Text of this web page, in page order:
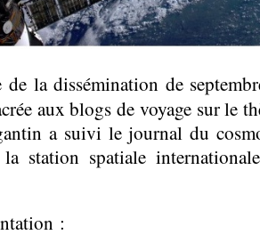
de la dissémination de
aux blogs de voyage sur le
a suivi le journal du
la station spatiale
: